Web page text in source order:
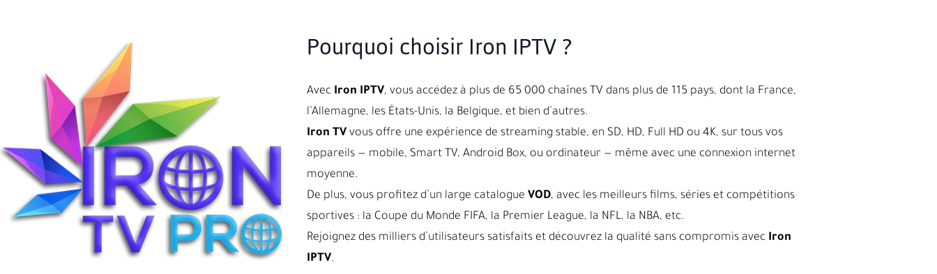
Pourquoi choisir Iron IPTV ?
Avec Iron IPTV, vous accédez à plus de 65 000 chaînes TV dans plus de 115 pays, dont la France,
l’Allemagne, les États-Unis, la Belgique, et bien d’autres.
Iron TVvous offre une expérience de streaming stable, en SD, HD, Full HD ou 4K, sur tous vos
appareils — mobile, Smart TV, Android Box, ou ordinateur — même avec une connexion internet
moyenne.
De plus, vous profitez d’un large catalogue VOD, avec les meilleurs films, séries et compétitions
sportives : la Coupe du Monde FIFA, la Premier League, la NFL, la NBA, etc.
Rejoignez des milliers d’utilisateurs satisfaits et découvrez la qualité sans compromis avec Iron
IPTV.